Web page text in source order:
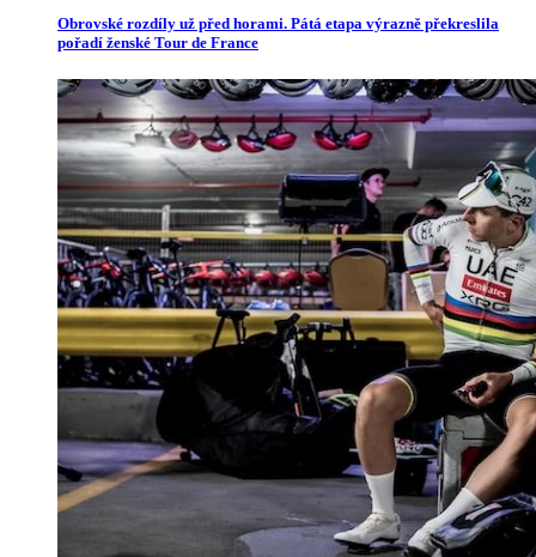
Obrovské rozdíly už před horami. Pátá etapa výrazně překreslila
pořadí ženské Tour de France